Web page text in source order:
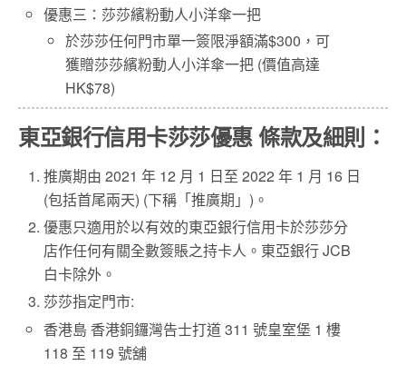
優惠三：莎莎繽粉動人小洋傘一把
於莎莎任何門市單一簽限淨額滿$300，可
獲贈莎莎繽粉動人小洋傘一把 (價值高達
HK$78)
東亞銀行信用卡莎莎優惠 條款及細則：
推廣期由 2021 年 12 月 1 日至 2022 年 1 月 16 日
(包括首尾兩天) (下稱「推廣期」)。
優惠只適用於以有效的東亞銀行信用卡於莎莎分
店作任何有關全數簽賬之持卡人。東亞銀行 JCB
白卡除外。
莎莎指定門市:
香港島 香港銅鑼灣告士打道 311 號皇室堡 1 樓
118 至 119 號舖